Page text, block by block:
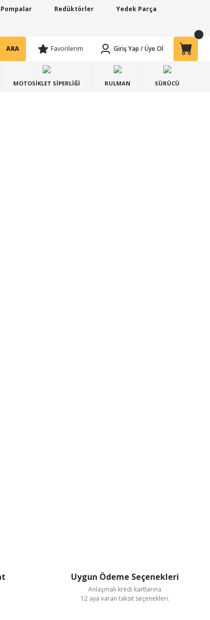
Pompalar Redüktörler Yedek Parça
ARA Favorilerim Giriş Yap /Üye Ol
MOTOSİKLET SİPERLİĞİ RULMAN SÜRÜCÜ
Uygun Ödeme Seçenekleri
Anlaşmalı kredi kartlarına
12 aya varan taksit seçenekleri.